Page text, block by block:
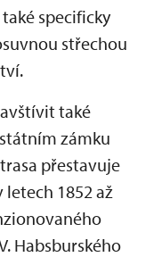
specificky
střechou
také
zámku
přestavuje
1852 až
Habsburského